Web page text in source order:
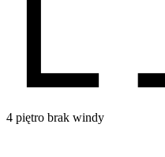
4 piętro brak windy